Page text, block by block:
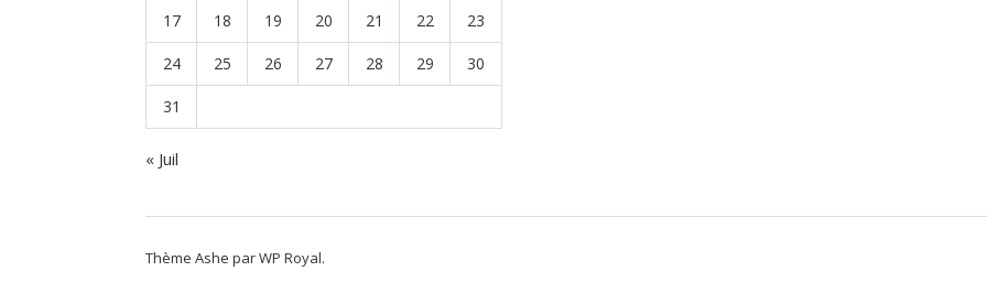
17 18 19 20 21 22 23
24 25 26 27 28 29 30
31
« Juil
Thème Ashe parWP Royal.